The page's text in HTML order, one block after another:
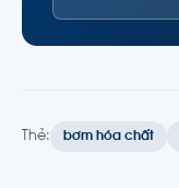
Thẻ: bơm hóa chất